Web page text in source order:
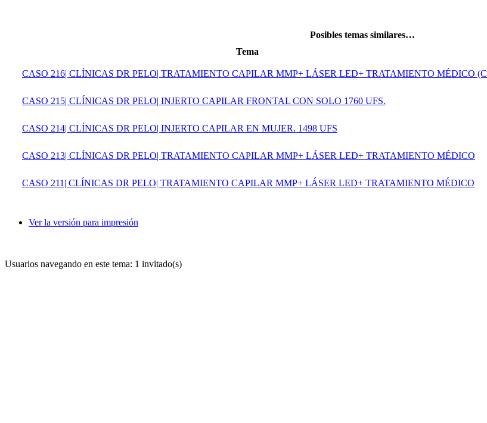
Posibles temas similares…
Tema
CASO 216| CLÍNICAS DR PELO| TRATAMIENTO CAPILAR MMP+ LÁSER LED+ TRATAMIENTO MÉDICO (C
CASO 215| CLÍNICAS DR PELO| INJERTO CAPILAR FRONTAL CON SOLO 1760 UFS.
CASO 214| CLÍNICAS DR PELO| INJERTO CAPILAR EN MUJER. 1498 UFS
CASO 213| CLÍNICAS DR PELO| TRATAMIENTO CAPILAR MMP+ LÁSER LED+ TRATAMIENTO MÉDICO
CASO 211| CLÍNICAS DR PELO| TRATAMIENTO CAPILAR MMP+ LÁSER LED+ TRATAMIENTO MÉDICO
Ver la versión para impresión
Usuarios navegando en este tema: 1 invitado(s)